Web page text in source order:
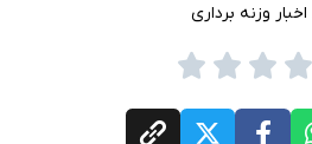
وزنه برداری